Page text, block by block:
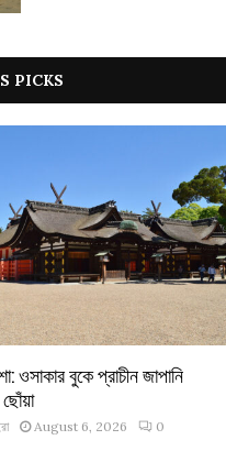
PICKS
ওসাকার বুকে প্রাচীন জাপানি
August 6, 2026 0